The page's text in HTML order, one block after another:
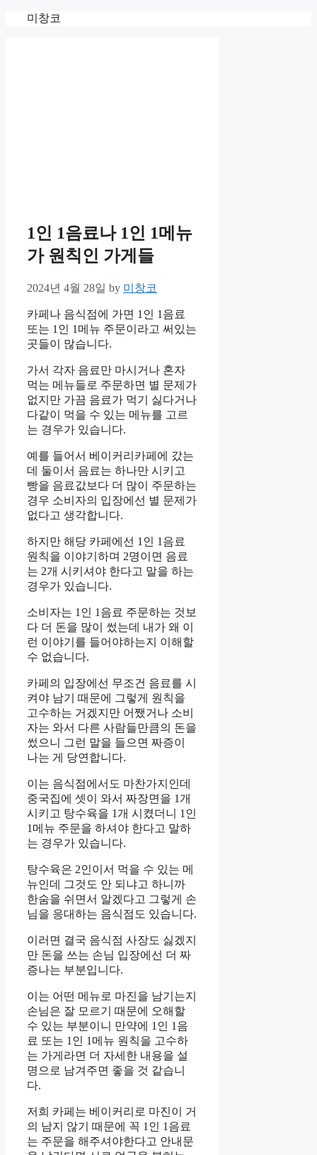
미창코
1인 1음료나 1인 1메뉴
가 원칙인 가게들
2024년 4월 28일 by 미창코
카페나 음식점에 가면 1인 1음료
또는 1인 1메뉴 주문이라고 써있는
곳들이 많습니다.
가서 각자 음료만 마시거나 혼자
먹는 메뉴들로 주문하면 별 문제가
없지만 가끔 음료가 먹기 싫다거나
다같이 먹을 수 있는 메뉴를 고르
는 경우가 있습니다.
예를 들어서 베이커리카페에 갔는
데 둘이서 음료는 하나만 시키고
빵을 음료값보다 더 많이 주문하는
경우 소비자의 입장에선 별 문제가
없다고 생각합니다.
하지만 해당 카페에선 1인 1음료
원칙을 이야기하며 2명이면 음료
는 2개 시키셔야 한다고 말을 하는
경우가 있습니다.
소비자는 1인 1음료 주문하는 것보
다 더 돈을 많이 썼는데 내가 왜 이
런 이야기를 들어야하는지 이해할
수 없습니다.
카페의 입장에선 무조건 음료를 시
켜야 남기 때문에 그렇게 원칙을
고수하는 거겠지만 어쨌거나 소비
자는 와서 다른 사람들만큼의 돈을
썼으니 그런 말을 들으면 짜증이
나는 게 당연합니다.
이는 음식점에서도 마찬가지인데
중국집에 셋이 와서 짜장면을 1개
시키고 탕수육을 1개 시켰더니 1인
1메뉴 주문을 하셔야 한다고 말하
는 경우가 있습니다.
탕수육은 2인이서 먹을 수 있는 메
뉴인데 그것도 안 되냐고 하니까
한숨을 쉬면서 알겠다고 그렇게 손
님을 응대하는 음식점도 있습니다.
이러면 결국 음식점 사장도 싫겠지
만 돈을 쓰는 손님 입장에선 더 짜
증나는 부분입니다.
이는 어떤 메뉴로 마진을 남기는지
손님은 잘 모르기 때문에 오해할
수 있는 부분이니 만약에 1인 1음
료 또는 1인 1메뉴 원칙을 고수하
는 가게라면 더 자세한 내용을 설
명으로 남겨주면 좋을 것 같습니
다.
저희 카페는 베이커리로 마진이 거
의 남지 않기 때문에 꼭 1인 1음료
는 주문을 해주셔야한다고 안내문